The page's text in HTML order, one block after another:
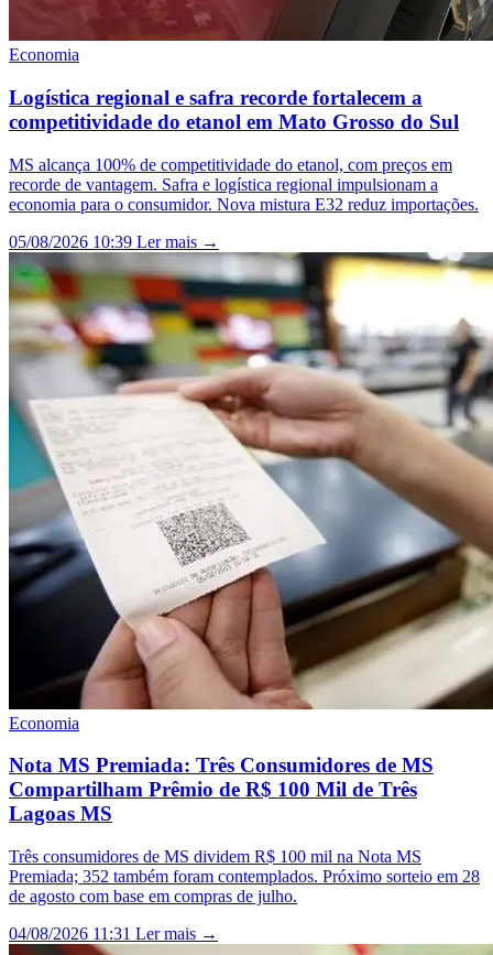
Economia
Logística regional e safra recorde fortalecem a
competitividade do etanol em Mato Grosso do Sul
MS alcança 100% de competitividade do etanol, com preços em
recorde de vantagem. Safra e logística regional impulsionam a
economia para o consumidor. Nova mistura E32 reduz importações.
05/08/2026 10:39 Ler mais →
Economia
Nota MS Premiada: Três Consumidores de MS
Compartilham Prêmio de R$ 100 Mil de Três
Lagoas MS
Três consumidores de MS dividem R$ 100 mil na Nota MS
Premiada; 352 também foram contemplados. Próximo sorteio em 28
de agosto com base em compras de julho.
04/08/2026 11:31 Ler mais →